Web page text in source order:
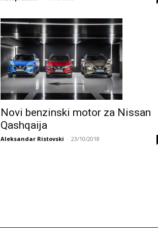
Novi benzinski motor za Nissan
Qashqaija
Aleksandar Ristovski - 23/10/2018